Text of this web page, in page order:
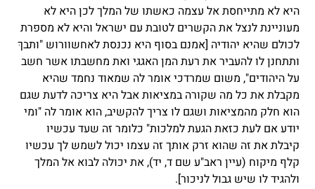
היא לא מתייחסת אל עצמה כאשתו של המלך לכן היא לא
מעוניינת לנצל את הקשרים לטובת עם ישראל והיא לא מספרת
לכולם שהיא יהודיה [אמנם בסוף היא נכנסת לאחשוורוש "ותבךּ
ותתחנן לו להעביר את רעת המן האגגי ואת מחשבתו אשר חשב
על היהודים", משום שמרדכי אומר לה שמאוד נחמד שהיא
מקבלת את כל מה שקורה במציאות אבל היא צריכה לדעת שגם
הוא חלק מהמציאות ושגם לו צריך להקשיב, הוא אומר לה "ומי
יודע אם לעת כזאת הגעת למלכות" כלומר זה שעד עכשיו
קיבלת את זה שהוא זרק אותך זה עצמו יכול לשמש לך עכשיו
קלף מיקוח (עיין ראב"ע שם ד, יד), את יכולה לבוא אל המלך
ולהגיד לו שיש גבול לניכור].